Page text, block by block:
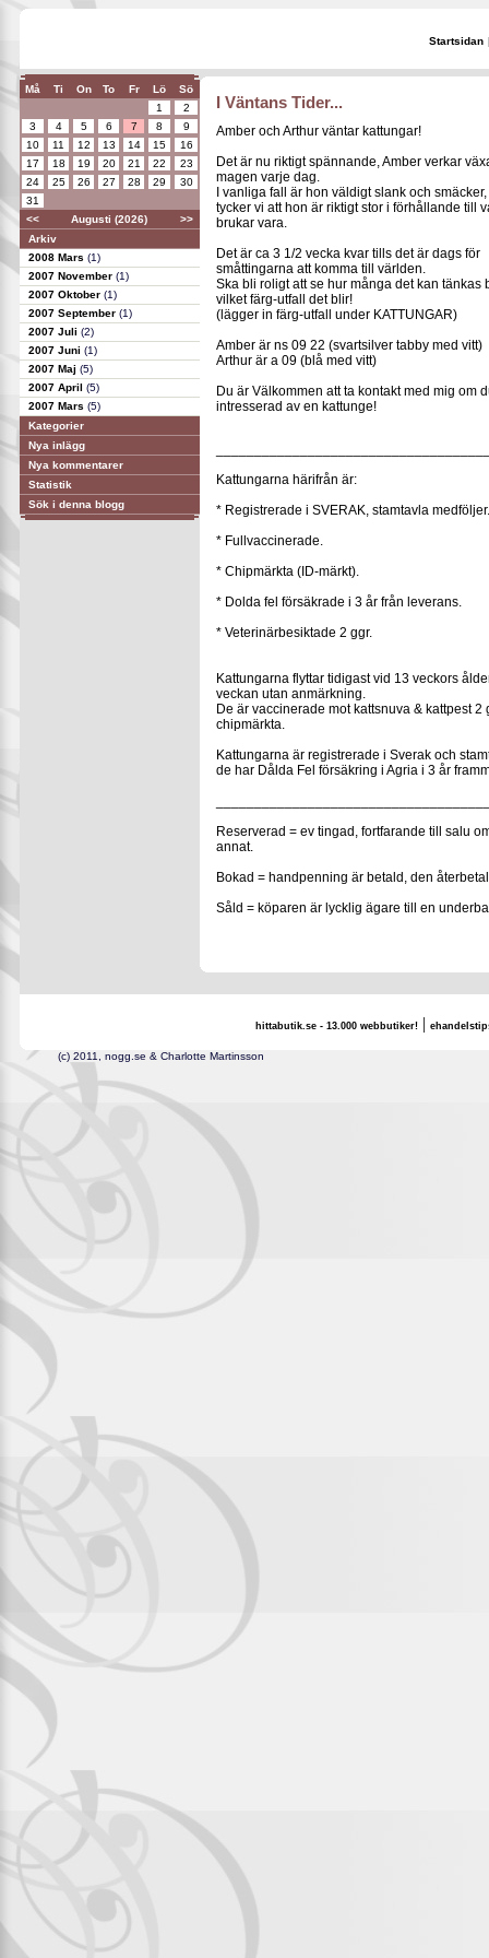
Startsidan
Må Ti On To Fr Lö
Sö
1
2
3
4 5 6 7 8
9
10
11 12 13 14 15
16
17
18 19 20 21 22
23
24
25 26 27 28 29
30
31
<<
Augusti (2026)
>>
Arkiv
2008 Mars (1)
2007 November (1)
2007 Oktober (1)
2007 September (1)
2007 Juli (2)
2007 Juni (1)
2007 Maj (5)
2007 April (5)
2007 Mars (5)
Kategorier
Nya inlägg
Nya kommentarer
Statistik
Sök i denna blogg
I Väntans Tider...
Amber och Arthur väntar kattungar!
Det är nu riktigt spännande, Amber verkar
magen varje dag.
I vanliga fall är hon väldigt slank och
tycker vi att hon är riktigt stor i förhållande till
brukar vara.
Det är ca 3 1/2 vecka kvar tills det är dags för
småttingarna att komma till världen.
Ska bli roligt att se hur många det kan tänkas
vilket färg-utfall det blir!
(lägger in färg-utfall under KATTUNGAR)
Amber är ns 09 22 (svartsilver tabby med vitt)
Arthur är a 09 (blå med vitt)
Du är Välkommen att ta kontakt med mig om
intresserad av en kattunge!
Kattungarna härifrån är:
* Registrerade i SVERAK, stamtavla medföljer.
* Fullvaccinerade.
* Chipmärkta (ID-märkt).
* Dolda fel försäkrade i 3 år från leverans.
* Veterinärbesiktade 2 ggr.
Kattungarna flyttar tidigast vid 13 veckors
veckan utan anmärkning.
De är vaccinerade mot kattsnuva & kattpest
chipmärkta.
Kattungarna är registrerade i Sverak och
de har Dålda Fel försäkring i Agria i 3 år
Reserverad = ev tingad, fortfarande till salu
annat.
Bokad = handpenning är betald, den
Såld = köparen är lycklig ägare till en
hittabutik.se - 13.000 webbutiker!|
(c) 2011, nogg.se & Charlotte Martinsson